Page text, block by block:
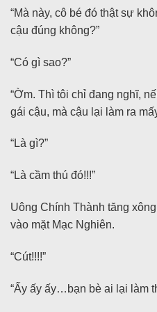
“Mà này, cô bé đó thật sự
cậu đúng không?”
“Có gì sao?”
“Ờm. Thì tôi chỉ đang nghĩ,
gái cậu, mà cậu lại làm ra
“Là gì?”
“Là cầm thú đó!!!”
Uông Chính Thành tăng
vào mặt Mạc Nghiên.
“Cút!!!!”
“Ấy ấy ấy…bạn bè ai lại làm